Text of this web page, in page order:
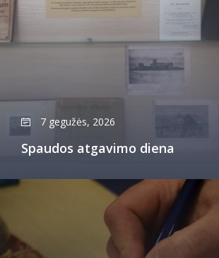
7 gegužės, 2026
Spaudos atgavimo diena